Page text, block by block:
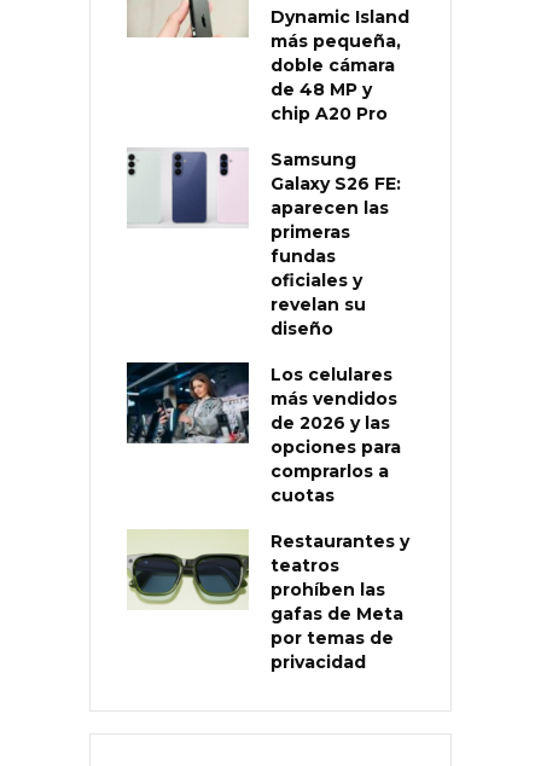
Dynamic Island
más pequeña,
doble cámara
de 48 MP y
chip A20 Pro
Samsung
Galaxy S26 FE:
aparecen las
primeras
fundas
oficiales y
revelan su
diseño
Los celulares
más vendidos
de 2026 y las
opciones para
comprarlos a
cuotas
Restaurantes y
teatros
prohíben las
gafas de Meta
por temas de
privacidad